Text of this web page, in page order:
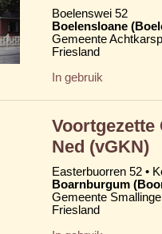
Boelenswei 52
Boelensloane
Gemeente
Friesland
In gebruik
Ned (vGKN)
Easterbuorren 52 •
Boarnburgum
Gemeente
Friesland